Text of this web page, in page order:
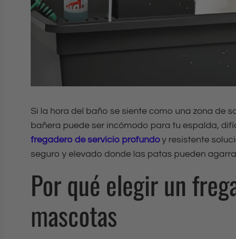
Si la hora del baño se siente como una zona de
bañera puede ser incómodo para tu espalda,
fregadero de servicio profundoy resistente
seguro y elevado donde las patas pueden
Por qué elegir un
mascotas